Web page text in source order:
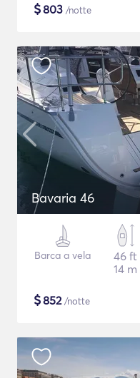
$803 /notte
Bavaria 46
Barca a vela
46 ft
14 m
$852/notte